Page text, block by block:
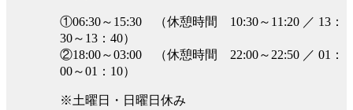
①06:30～15:30 （休憩時間 10:30～11:20 ／ 13：
30～13：40）
②18:00～03:00 （休憩時間 22:00～22:50 ／ 01：
00～01：10）
※土曜日・日曜日休み